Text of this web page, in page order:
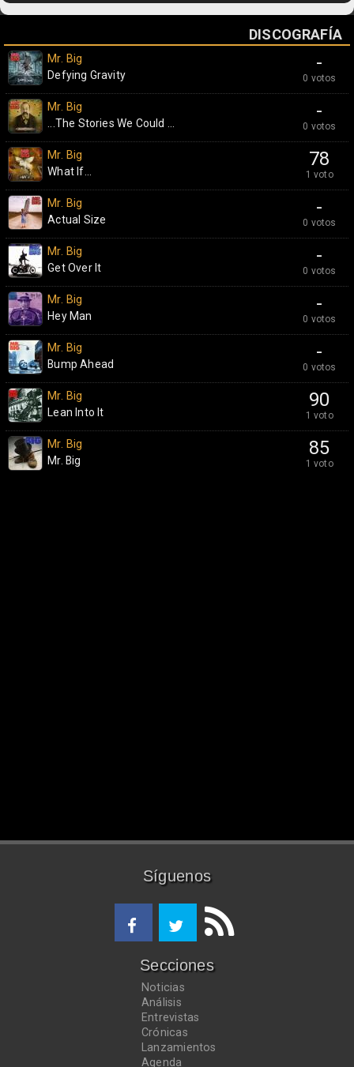
DISCOGRAFÍA
-
0 votos
Mr. Big
Defying Gravity
-
0 votos
Mr. Big
...The Stories We Could ...
78
1 voto
Mr. Big
What If...
-
0 votos
Mr. Big
Actual Size
-
0 votos
Mr. Big
Get Over It
-
0 votos
Mr. Big
Hey Man
-
0 votos
Mr. Big
Bump Ahead
90
1 voto
Mr. Big
Lean Into It
85
1 voto
Mr. Big
Mr. Big
Síguenos
Secciones
Noticias
Análisis
Entrevistas
Crónicas
Lanzamientos
Agenda